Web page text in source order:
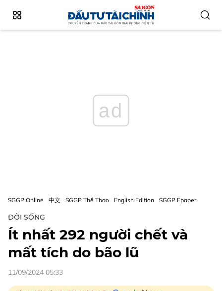
ad
SGGP Online 中文 SGGP Thể Thao English Edition SGGP Epaper
ĐỜI SỐNG
Ít nhất 292 người chết và
mất tích do bão lũ
11/09/2024 05:33